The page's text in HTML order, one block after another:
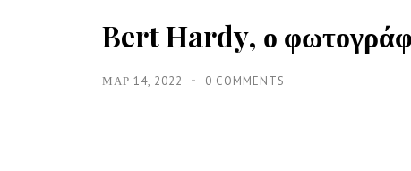
Bert Hardy, ο
ΜΑΡ 14, 2022 0 COMMENTS